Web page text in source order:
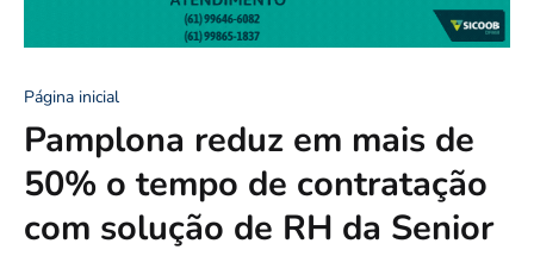
Página inicial
Pamplona reduz em mais de
50% o tempo de contratação
com solução de RH da Senior